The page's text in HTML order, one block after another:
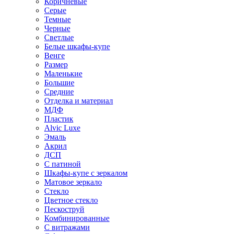
Серые
Темные
Черные
Светлые
Белые шкафы-купе
Венге
Размер
Маленькие
Большие
Средние
Отделка и материал
МДФ
Пластик
Alvic Luxe
Эмаль
Акрил
ДСП
С патиной
Шкафы-купе с зеркалом
Матовое зеркало
Стекло
Цветное стекло
Пескоструй
Комбинированные
С витражами